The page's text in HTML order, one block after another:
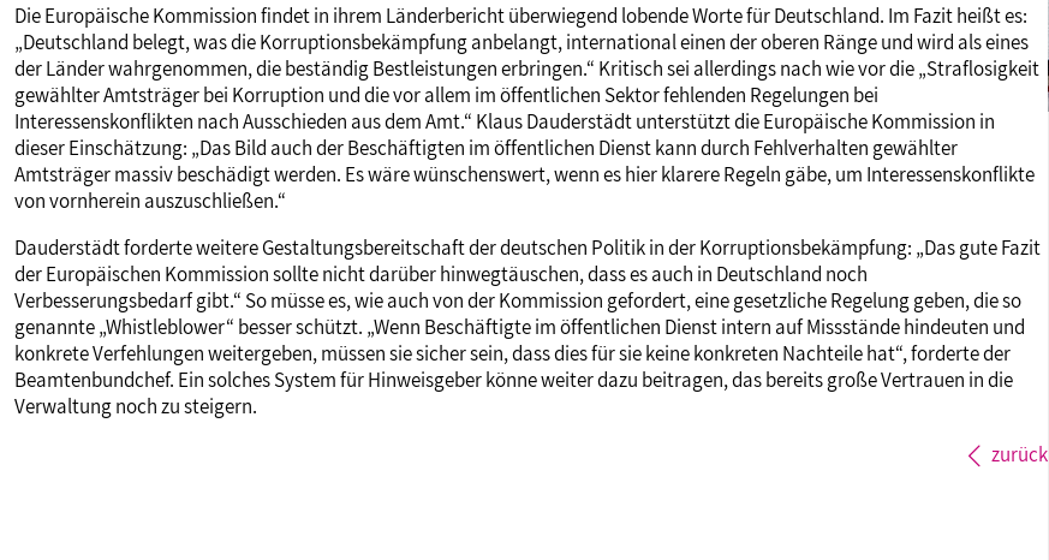
Die Europäische Kommission findet in ihrem Länderbericht überwiegend lobende Worte für Deutschland. Im Fazit heißt es:
„Deutschland belegt, was die Korruptionsbekämpfung anbelangt, international einen der oberen Ränge und wird als eines
der Länder wahrgenommen, die beständig Bestleistungen erbringen.“ Kritisch sei allerdings nach wie vor die „Straflosigkeit
gewählter Amtsträger bei Korruption und die vor allem im öffentlichen Sektor fehlenden Regelungen bei
Interessenskonflikten nach Ausschieden aus dem Amt.“ Klaus Dauderstädt unterstützt die Europäische Kommission in
dieser Einschätzung: „Das Bild auch der Beschäftigten im öffentlichen Dienst kann durch Fehlverhalten gewählter
Amtsträger massiv beschädigt werden. Es wäre wünschenswert, wenn es hier klarere Regeln gäbe, um Interessenskonflikte
von vornherein auszuschließen.“
Dauderstädt forderte weitere Gestaltungsbereitschaft der deutschen Politik in der Korruptionsbekämpfung: „Das gute Fazit
der Europäischen Kommission sollte nicht darüber hinwegtäuschen, dass es auch in Deutschland noch
Verbesserungsbedarf gibt.“ So müsse es, wie auch von der Kommission gefordert, eine gesetzliche Regelung geben, die so
genannte „Whistleblower“ besser schützt. „Wenn Beschäftigte im öffentlichen Dienst intern auf Missstände hindeuten und
konkrete Verfehlungen weitergeben, müssen sie sicher sein, dass dies für sie keine konkreten Nachteile hat“, forderte der
Beamtenbundchef. Ein solches System für Hinweisgeber könne weiter dazu beitragen, das bereits große Vertrauen in die
Verwaltung noch zu steigern.
zurück